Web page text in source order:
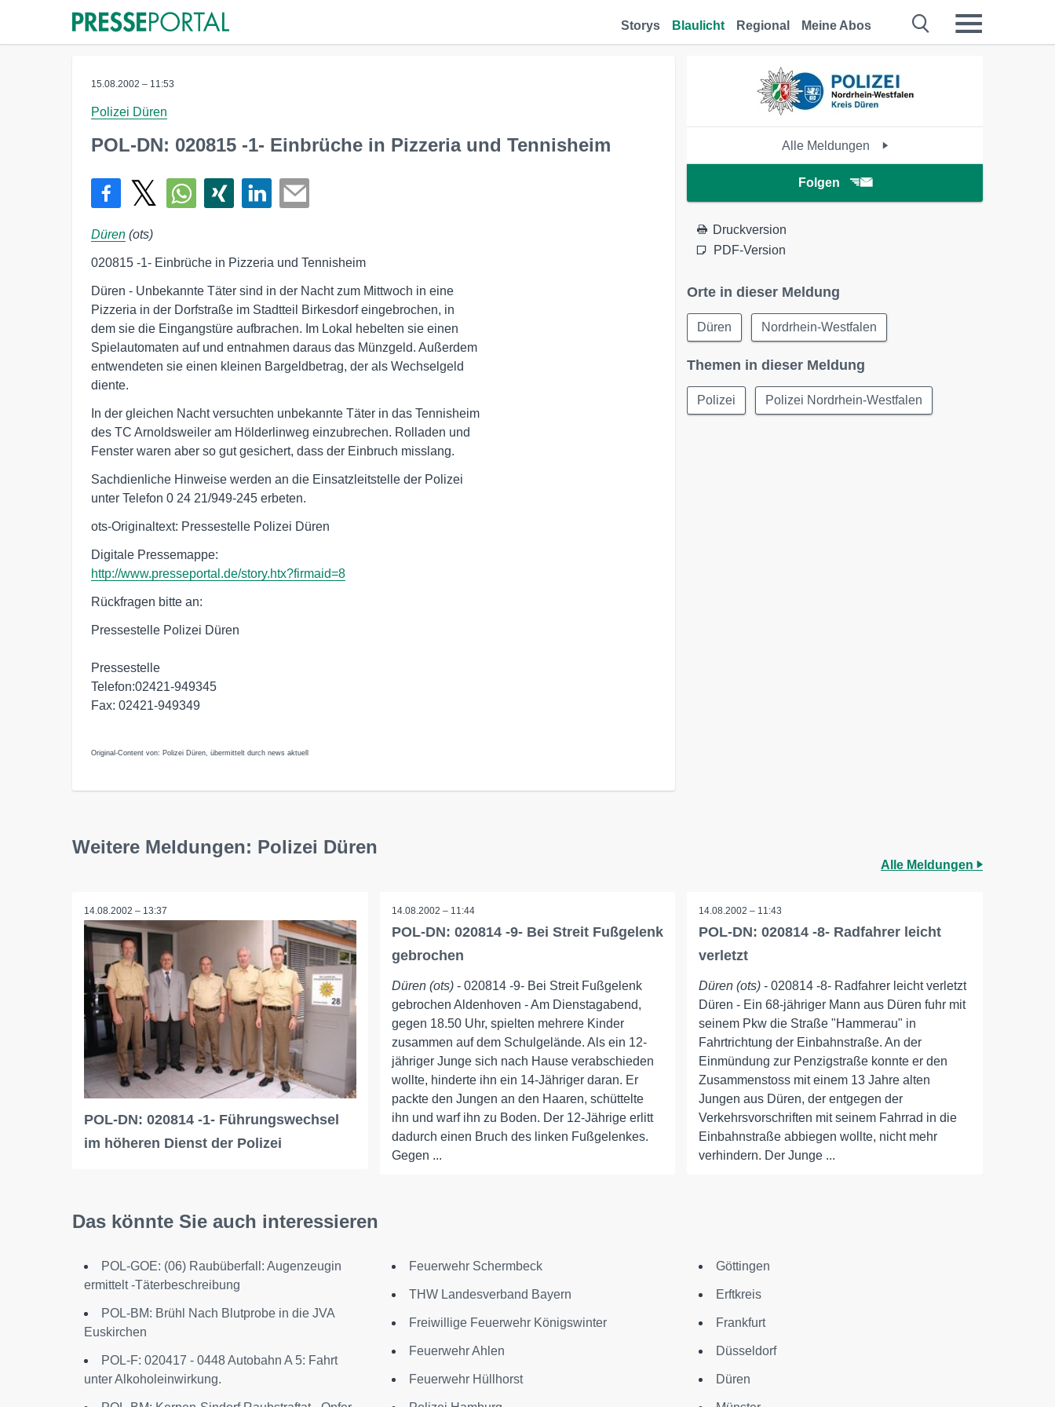
Storys Blaulicht Regional Meine Abos
15.08.2002 – 11:53
Polizei Düren
POL-DN: 020815 -1- Einbrüche in Pizzeria und Tennisheim
Düren (ots)
020815 -1- Einbrüche in Pizzeria und Tennisheim
Düren - Unbekannte Täter sind in der Nacht zum Mittwoch in eine
Pizzeria in der Dorfstraße im Stadtteil Birkesdorf eingebrochen, in
dem sie die Eingangstüre aufbrachen. Im Lokal hebelten sie einen
Spielautomaten auf und entnahmen daraus das Münzgeld. Außerdem
entwendeten sie einen kleinen Bargeldbetrag, der als Wechselgeld
diente.
In der gleichen Nacht versuchten unbekannte Täter in das Tennisheim
des TC Arnoldsweiler am Hölderlinweg einzubrechen. Rolladen und
Fenster waren aber so gut gesichert, dass der Einbruch misslang.
Sachdienliche Hinweise werden an die Einsatzleitstelle der Polizei
unter Telefon 0 24 21/949-245 erbeten.
ots-Originaltext: Pressestelle Polizei Düren
http://www.presseportal.de/story.htx?firmaid=8
Rückfragen bitte an:
Pressestelle Polizei Düren
Pressestelle
Telefon:02421-949345
Fax: 02421-949349
Original-Content von: Polizei Düren, übermittelt durch news aktuell
Alle Meldungen
Folgen
Druckversion
PDF-Version
Orte in dieser Meldung
Düren Nordrhein-Westfalen
Themen in dieser Meldung
Polizei Polizei Nordrhein-Westfalen
Weitere Meldungen: Polizei Düren
Alle Meldungen
14.08.2002 – 13:37
POL-DN: 020814 -1- Führungswechsel
im höheren Dienst der Polizei
14.08.2002 – 11:44
POL-DN: 020814 -9- Bei Streit Fußgelenk
gebrochen
Düren (ots)- 020814 -9- Bei Streit Fußgelenk
gebrochen Aldenhoven - Am Dienstagabend,
gegen 18.50 Uhr, spielten mehrere Kinder
zusammen auf dem Schulgelände. Als ein 12-
jähriger Junge sich nach Hause verabschieden
wollte, hinderte ihn ein 14-Jähriger daran. Er
packte den Jungen an den Haaren, schüttelte
ihn und warf ihn zu Boden. Der 12-Jährige erlitt
dadurch einen Bruch des linken Fußgelenkes.
Gegen ...
14.08.2002 – 11:43
POL-DN: 020814 -8- Radfahrer leicht
verletzt
Düren (ots) - 020814 -8- Radfahrer leicht verletzt
Düren - Ein 68-jähriger Mann aus Düren fuhr mit
seinem Pkw die Straße "Hammerau" in
Fahrtrichtung der Einbahnstraße. An der
Einmündung zur Penzigstraße konnte er den
Zusammenstoss mit einem 13 Jahre alten
Jungen aus Düren, der entgegen der
Verkehrsvorschriften mit seinem Fahrrad in die
Einbahnstraße abbiegen wollte, nicht mehr
verhindern. Der Junge ...
Das könnte Sie auch interessieren
POL-GOE: (06) Raubüberfall: Augenzeugin
ermittelt -Täterbeschreibung
POL-BM: Brühl Nach Blutprobe in die JVA
Euskirchen
POL-F: 020417 - 0448 Autobahn A 5: Fahrt
unter Alkoholeinwirkung.
Feuerwehr Schermbeck
THW Landesverband Bayern
Freiwillige Feuerwehr Königswinter
Feuerwehr Ahlen
Feuerwehr Hüllhorst
Göttingen
Erftkreis
Frankfurt
Düsseldorf
Düren